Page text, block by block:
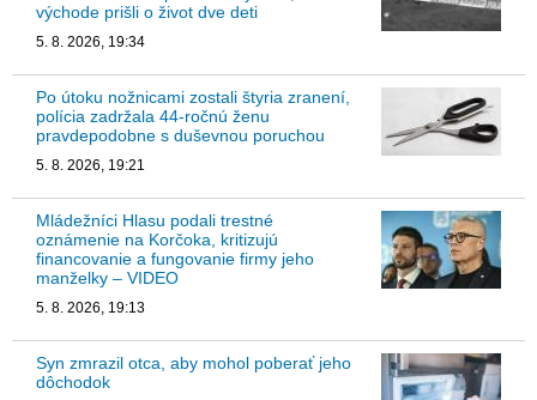
východe prišli o život dve deti
5. 8. 2026, 19:34
Po útoku nožnicami zostali štyria zranení,
polícia zadržala 44-ročnú ženu
pravdepodobne s duševnou poruchou
5. 8. 2026, 19:21
Mládežníci Hlasu podali trestné
oznámenie na Korčoka, kritizujú
financovanie a fungovanie firmy jeho
manželky – VIDEO
5. 8. 2026, 19:13
Syn zmrazil otca, aby mohol poberať jeho
dôchodok